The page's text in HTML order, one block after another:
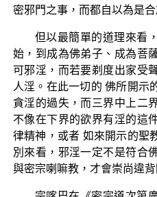
密邪門之事，而都自以為是
但以最簡單的道理來看
始，到成為佛弟子、成為菩
可邪淫，而若要剃度出家受
人淫。在此一切的 佛所開示
貪淫的過失，而三界中上二
不像在下界的欲界有淫的這
律精神，或者 如來開示的聖
別來看，邪淫一定不是符合
與密宗喇嘛教，才會崇尚違背